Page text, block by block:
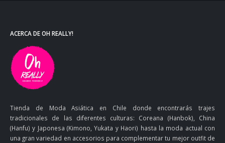
ACERCA DE OH REALLY!
Tienda de Moda Asiática en Chile donde encontrarás trajes
tradicionales de las diferentes culturas: Coreana (Hanbok), China
(Hanfu) y Japonesa (Kimono, Yukata y Haori) hasta la moda actual con
una gran variedad en accesorios para complementar tu mejor outfit de